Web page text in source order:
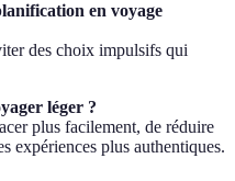
en voyage
des choix impulsifs qui
léger ?
plus facilement, de réduire
expériences plus authentiques.